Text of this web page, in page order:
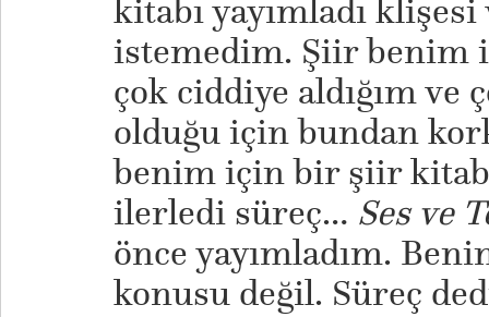
kitabı yayımladı klişesi
istemedim. Şiir benim
çok ciddiye aldığım ve
olduğu için bundan
benim için bir şiir
ilerledi süreç… Ses ve
önce yayımladım.
konusu değil. Süreç